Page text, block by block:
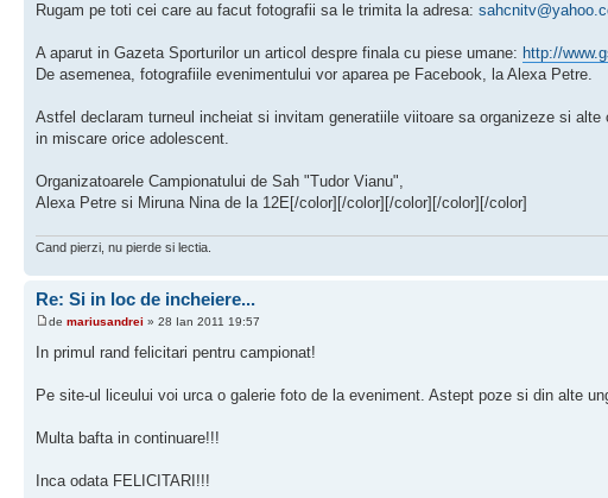
Rugam pe toti cei care au facut fotografii sa le trimita la adresa:
A aparut in Gazeta Sporturilor un articol despre finala cu piese umane: http://
De asemenea, fotografiile evenimentului vor aparea pe Facebook, la Alexa Petre.
Astfel declaram turneul incheiat si invitam generatiile viitoare sa organizeze si
in miscare orice adolescent.
Organizatoarele Campionatului de Sah "Tudor Vianu",
Alexa Petre si Miruna Nina de la 12E[/color][/color][/color][/color][/color]
Cand pierzi, nu pierde si lectia.
Re: Si in loc de incheiere...
de mariusandrei » 28 Ian 2011 19:57
In primul rand felicitari pentru campionat!
Pe site-ul liceului voi urca o galerie foto de la eveniment. Astept poze si din alte
Multa bafta in continuare!!!
Inca odata FELICITARI!!!